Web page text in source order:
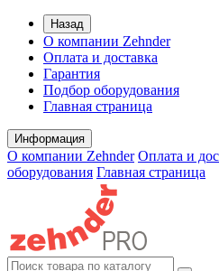
Назад
О компании Zehnder
Оплата и доставка
Гарантия
Подбор оборудования
Главная страница
Информация
О компании Zehnder Оплата и
оборудования Главная страница